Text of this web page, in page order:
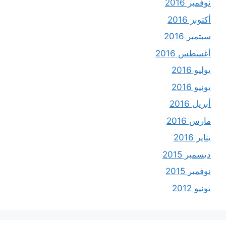
نوفمبر 2016
أكتوبر 2016
سبتمبر 2016
أغسطس 2016
يوليو 2016
يونيو 2016
أبريل 2016
مارس 2016
يناير 2016
ديسمبر 2015
نوفمبر 2015
يونيو 2012